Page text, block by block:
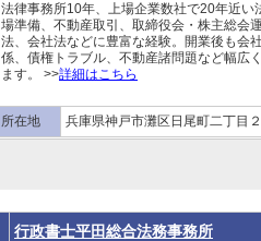
法律事務所10年、上場企業数社で20年近
場準備、不動産取引、取締役会・株主総会
法、会社法などに豊富な経験。開業後も会
係、債権トラブル、不動産諸問題など幅広
ます。 >>詳細はこちら
所在地 兵庫県神戸市灘区日尾町二丁目
行政書士平田総合法務事務所